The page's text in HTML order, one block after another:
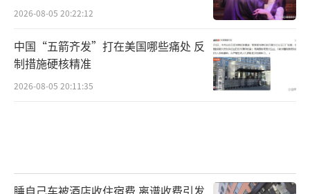
2026-08-05 20:22:12
中国“五箭齐发”打在美国哪些痛处 反
制措施硬核精准
2026-08-05 20:11:35
睡自己车被酒店收住宿费 离谱收费引发